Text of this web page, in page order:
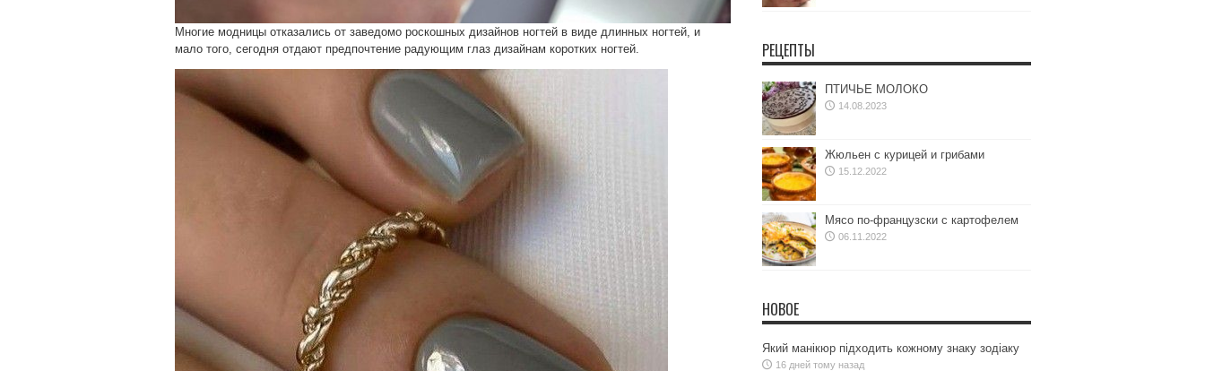
Многие модницы отказались от заведомо роскошных дизайнов ногтей в виде длинных ногтей, и
мало того, сегодня отдают предпочтение радующим глаз дизайнам коротких ногтей.
РЕЦЕПТЫ
ПТИЧЬЕ МОЛОКО
14.08.2023
Жюльен с курицей и грибами
15.12.2022
Мясо по-французски с картофелем
06.11.2022
НОВОЕ
Який манікюр підходить кожному знаку зодіаку
16 дней тому назад